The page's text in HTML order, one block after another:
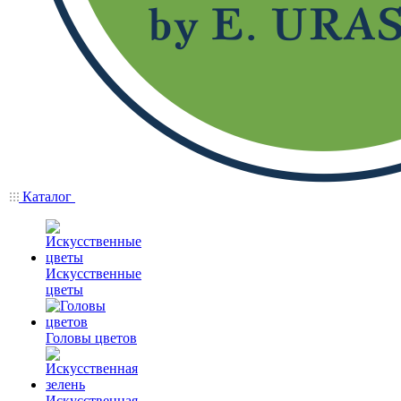
Каталог
Искусственные
цветы
Головы цветов